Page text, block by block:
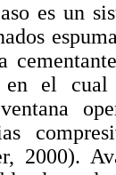
es un
el cual
2000).